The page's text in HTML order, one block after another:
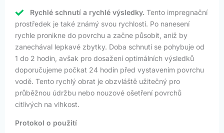
Rychlé schnutí a rychlé výsledky. Tento impregnační
prostředek je také známý svou rychlostí. Po nanesení
rychle pronikne do povrchu a začne působit, aniž by
zanechával lepkavé zbytky. Doba schnutí se pohybuje od
1 do 2 hodin, avšak pro dosažení optimálních výsledků
doporučujeme počkat 24 hodin před vystavením povrchu
vodě. Tento rychlý obrat je obzvláště užitečný pro
průběžnou údržbu nebo nouzové ošetření povrchů
citlivých na vlhkost.
Protokol o použití